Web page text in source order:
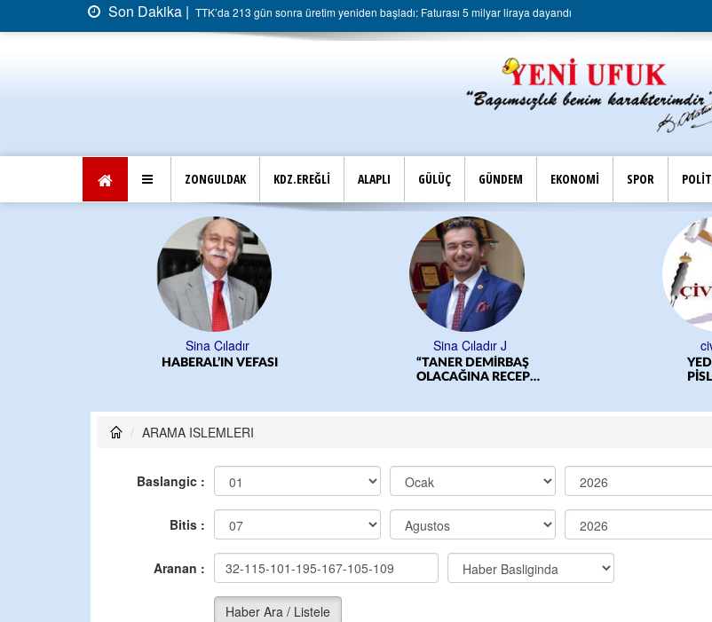
Son Dakika | TTK’da 213 gün sonra üretim yeniden başladı: Faturası 5 milyar liraya dayandı
ZONGULDAK KDZ.EREĞLİ ALAPLI GÜLÜÇ GÜNDEM EKONOMİ SPOR
Sina Çıladır
HABERAL’IN VEFASI
Sina Çıladır J
“TANER DEMİRBAŞ
OLACAĞINA RECEP
ARAMA ISLEMLERI
Baslangic :
Bitis :
Aranan :
Haber Ara / Listele